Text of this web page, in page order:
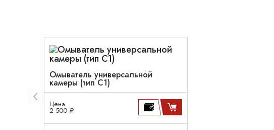
Омыватель универсальной
камеры (тип С1)
Цена
2 500 ₽